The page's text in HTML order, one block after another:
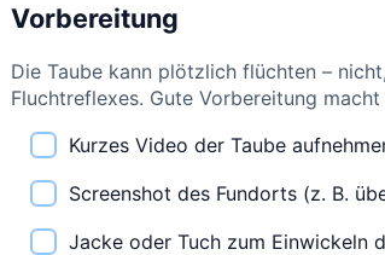
Vorbereitung
Die Taube kann plötzlich flüchten –
Fluchtreflexes. Gute Vorbereitung
Kurzes Video der Taube
Screenshot des Fundorts (z. B.
Jacke oder Tuch zum Einwickeln